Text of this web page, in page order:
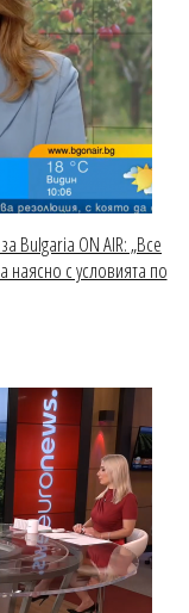
Bulgaria ON AIR: „Все
наясно с условията по